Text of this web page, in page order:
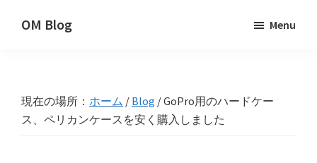
OM Blog Menu
現在の場所： ホーム / Blog /GoPro用のハードケー
ス、ペリカンケースを安く購入しました